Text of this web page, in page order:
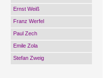
Ernst Weiß
Franz Werfel
Paul Zech
Emile Zola
Stefan Zweig